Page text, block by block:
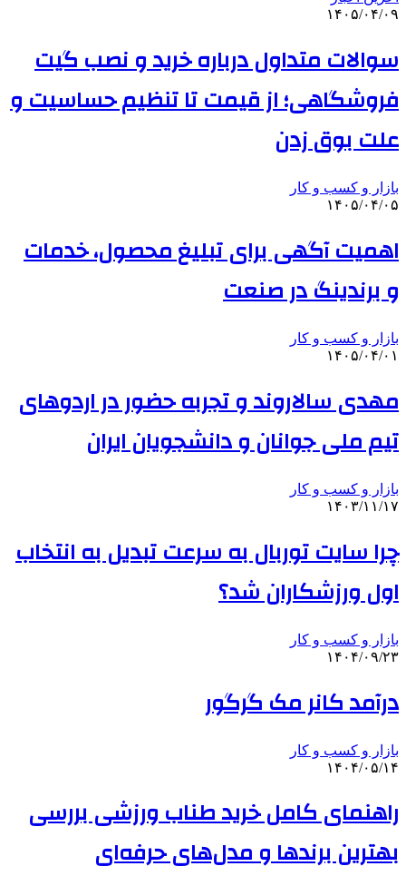
۱۴۰۵/۰۴/۰۹
سوالات متداول درباره خرید و نصب گیت
فروشگاهی؛ از قیمت تا تنظیم حساسیت و
علت بوق زدن
بازار و کسب و کار
۱۴۰۵/۰۴/۰۵
اهمیت آگهی برای تبلیغ محصول، خدمات
و برندینگ در صنعت
بازار و کسب و کار
۱۴۰۵/۰۴/۰۱
مهدی سالاروند و تجربه حضور در اردوهای
تیم ملی جوانان و دانشجویان ایران
بازار و کسب و کار
۱۴۰۳/۱۱/۱۷
چرا سایت توربال به ‌سرعت تبدیل به انتخاب
اول ورزشکاران شد؟
بازار و کسب و کار
۱۴۰۴/۰۹/۲۳
درآمد کانر مک گرگور
بازار و کسب و کار
۱۴۰۴/۰۵/۱۴
راهنمای کامل خرید طناب ورزشی بررسی
بهترین برندها و مدل‌های حرفه‌ای